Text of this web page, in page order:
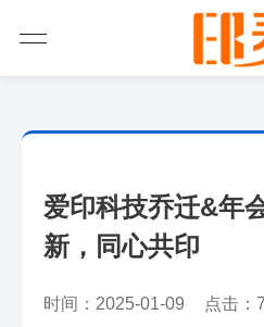
爱印科技乔迁&年
新，同心共印
时间：2025-01-09 点击：